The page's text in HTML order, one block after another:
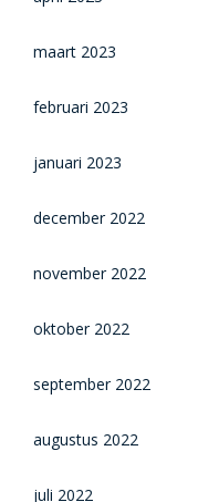
maart 2023
februari 2023
januari 2023
december 2022
november 2022
oktober 2022
september 2022
augustus 2022
juli 2022